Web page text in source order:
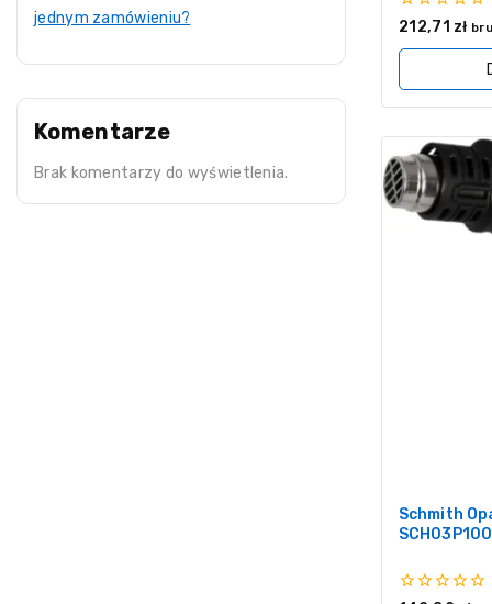
0
5
212,71 zł
Schmith
jednym zamówieniu?
Komentarze
Brak komentarzy do wyświetlenia.